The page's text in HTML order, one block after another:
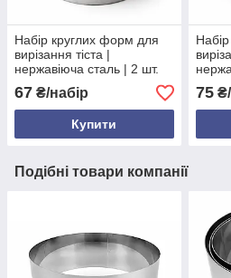
Набір круглих форм для
вирізання тіста |
нержавіюча сталь | 2 шт.
Ø6.2/4.7 см | висота 4.4
см
67 ₴/набір
Купити
Ø6.2/
см
75₴/
Подібні товари компанії